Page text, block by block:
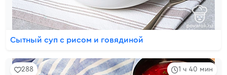
Сытный суп с рисом и говядиной
1 ч 40 мин
288